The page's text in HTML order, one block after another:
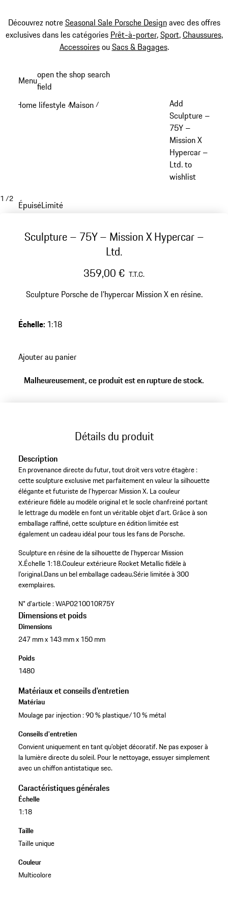
Découvrez notreSeasonal Sale Porsche Designavec des offres
exclusives dans les catégories Prêt-à-porter,Sport,Chaussures,
AccessoiresouSacs & Bagages.
principal
Menuopen the shop search
field
Home lifestyle /Maison /
Add
Sculpture –
75Y –
Mission X
Hypercar –
Ltd. to
wishlist
1 /2
ÉpuiséLimité
Sculpture – 75Y – Mission X Hypercar –
Ltd.
359,00 € T.T.C.
Sculpture Porsche de l’hypercar Mission X en résine.
Échelle: 1:18
Ajouter au panier
Malheureusement, ce produit est en rupture de stock.
Détails du produit
Description
En provenance directe du futur, tout droit vers votre étagère :
cette sculpture exclusive met parfaitement en valeur la silhouette
élégante et futuriste de l’hypercar Mission X. La couleur
extérieure fidèle au modèle original et le socle chanfreiné portant
le lettrage du modèle en font un véritable objet d’art. Grâce à son
emballage raffiné, cette sculpture en édition limitée est
également un cadeau idéal pour tous les fans de Porsche.
Sculpture en résine de la silhouette de l’hypercar Mission
X.Échelle 1:18.Couleur extérieure Rocket Metallic fidèle à
l’original.Dans un bel emballage cadeau.Série limitée à 300
exemplaires.
N° d'article :WAP0210010R75Y
Dimensions et poids
Dimensions
247 mm x 143 mm x 150 mm
Poids
1480
Matériaux et conseils d'entretien
Matériau
Moulage par injection : 90 % plastique/10 % métal
Conseils d'entretien
Convient uniquement en tant qu’objet décoratif. Ne pas exposer à
la lumière directe du soleil. Pour le nettoyage, essuyer simplement
avec un chiffon antistatique sec.
Caractéristiques générales
Échelle
1:18
Taille
Taille unique
Couleur
Multicolore